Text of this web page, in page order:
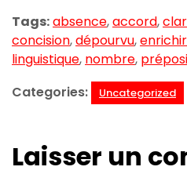
Tags:absence,accord,
concision,dépourvu,enrichir
linguistique, nombre,
Categories:
Uncategorized
Laisser un